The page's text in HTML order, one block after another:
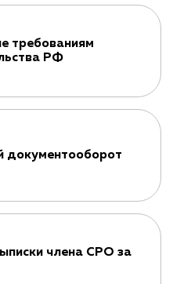
требованиям
РФ
документооборот
члена СРО за